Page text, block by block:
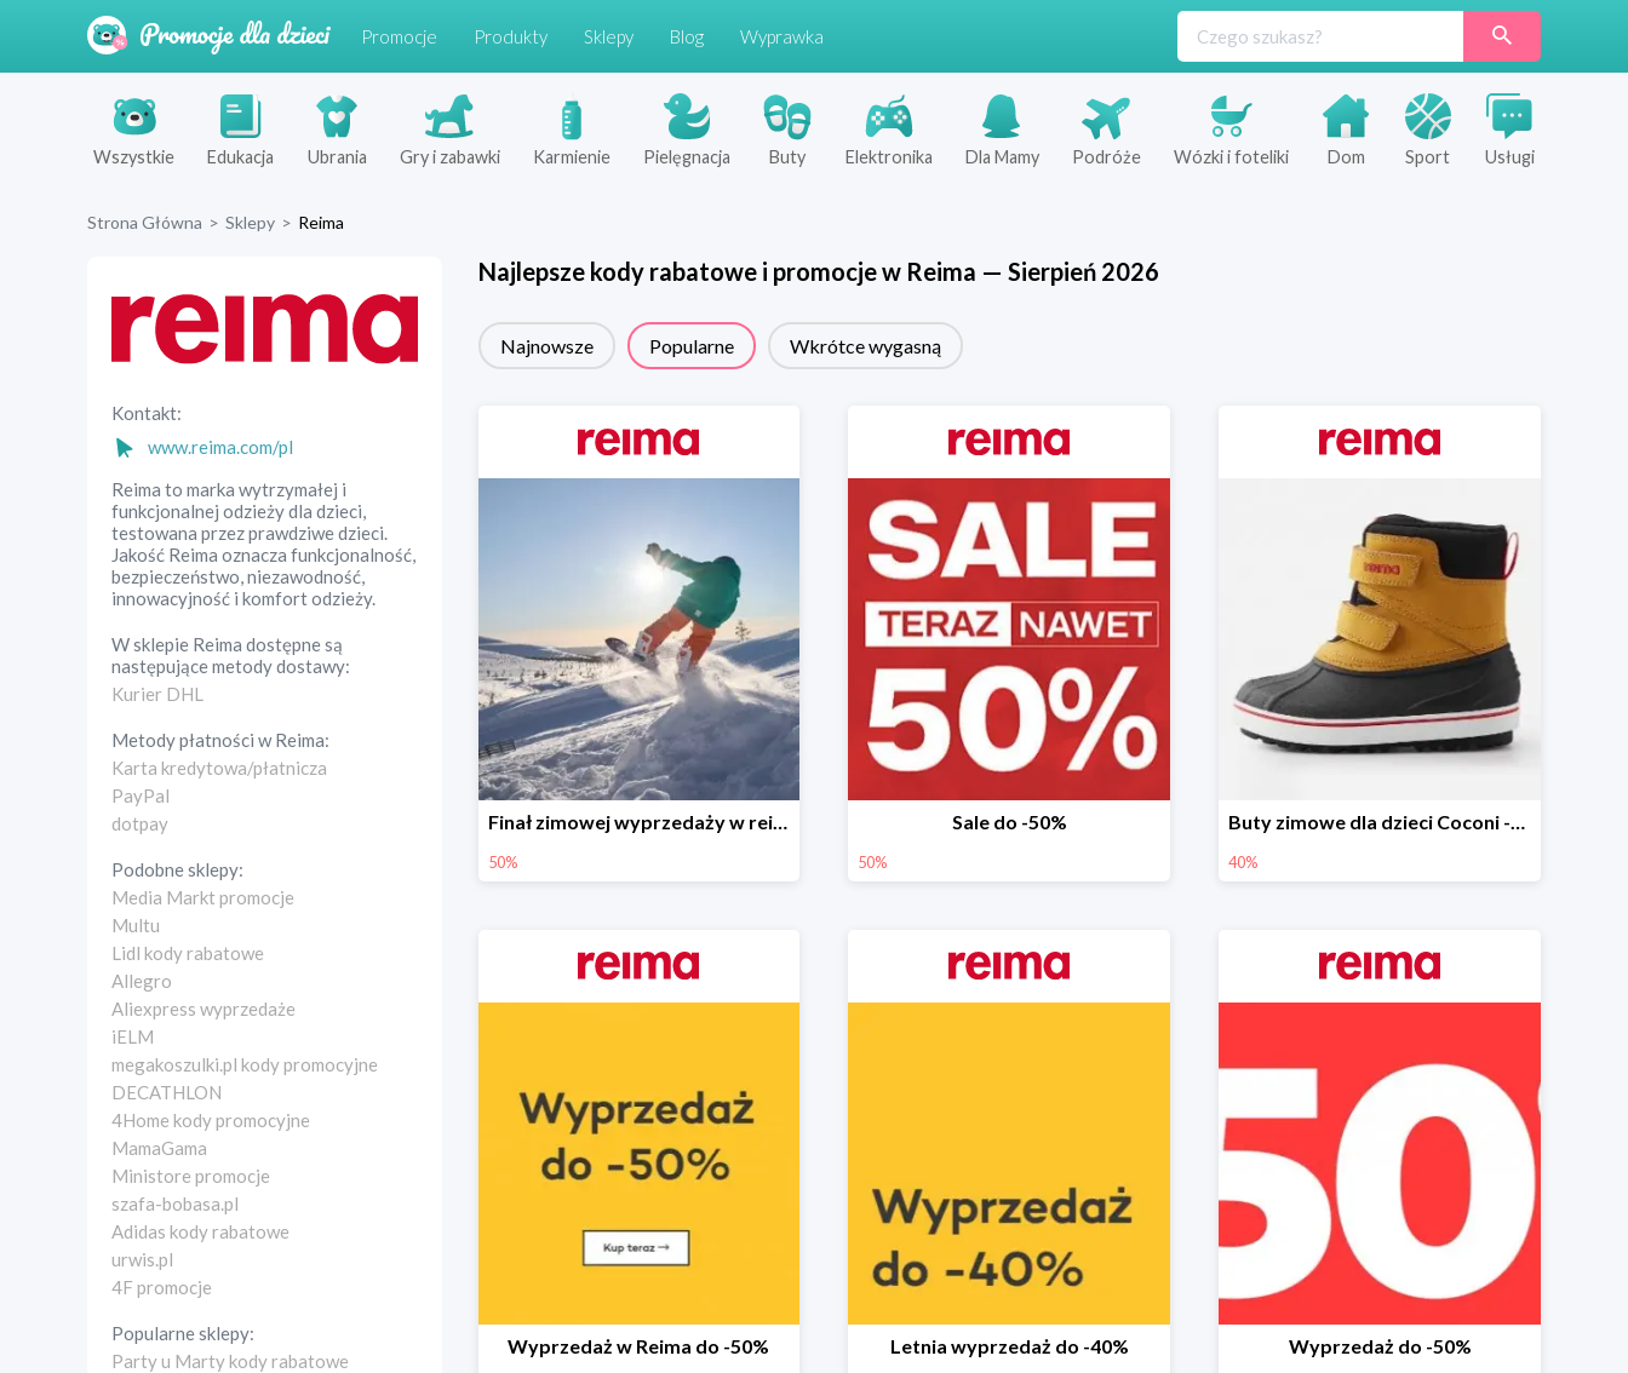
Promocje Produkty Sklepy Blog Wyprawka
Wszystkie Edukacja Ubrania Gry i zabawki Karmienie Pielęgnacja Buty Elektronika Dla Mamy Podróże Wózki i foteliki Dom Sport Usługi
Strona Główna > Sklepy > Reima
Kontakt:
www.reima.com/pl
Reima to marka wytrzymałej i
funkcjonalnej odzieży dla dzieci,
testowana przez prawdziwe dzieci.
Jakość Reima oznacza funkcjonalność,
bezpieczeństwo, niezawodność,
innowacyjność i komfort odzieży.
W sklepie Reima dostępne są
następujące metody dostawy:
Kurier DHL
Metody płatności wReima:
Karta kredytowa/płatnicza
PayPal
dotpay
Podobne sklepy:
Media Markt promocje
Multu
Lidl kody rabatowe
Allegro
Aliexpress wyprzedaże
iELM
megakoszulki.pl kody promocyjne
DECATHLON
4Home kody promocyjne
MamaGama
Ministore promocje
szafa-bobasa.pl
Adidas kody rabatowe
urwis.pl
4F promocje
Popularne sklepy:
Party u Marty kody rabatowe
Najlepsze kody rabatowe i promocje w Reima — Sierpień 2026
Najnowsze Popularne Wkrótce wygasną
Finał zimowej wyprzedaży w reima!
50%
Sale do -50%
50%
Buty zimowe dla dzieci Coconi -40%
40%
Wyprzedaż w Reima do -50% Letnia wyprzedaż do -40% Wyprzedaż do -50%